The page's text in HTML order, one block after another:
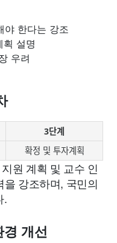
야 한다는 강조
획 설명
우려
3단계
확정 및 투자계획
원 계획 및 교수 인
강조하며, 국민의
.
개선